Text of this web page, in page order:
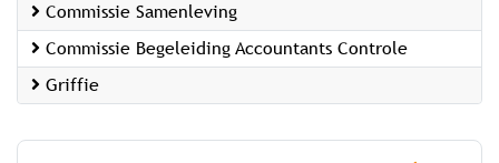
Commissie Samenleving
Commissie Begeleiding Accountants Controle
Griffie